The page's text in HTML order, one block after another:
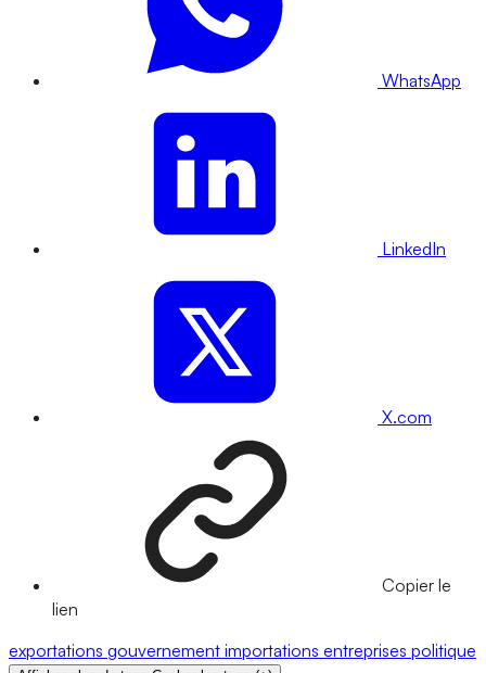
WhatsApp
LinkedIn
X.com
Copier le
lien
exportations gouvernement importations entreprises politique